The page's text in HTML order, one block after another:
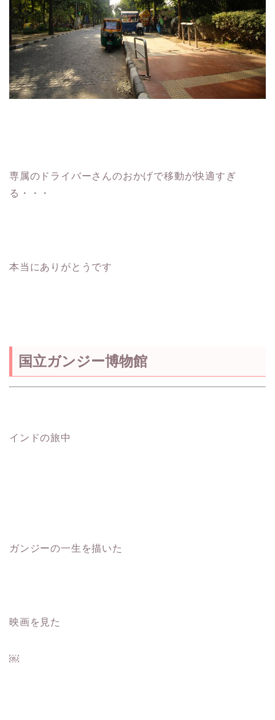
専属のドライバーさんのおかげで移動が快適すぎ
る・・・
本当にありがとうです
国立ガンジー博物館
インドの旅中
ガンジーの一生を描いた
映画を見た
￼